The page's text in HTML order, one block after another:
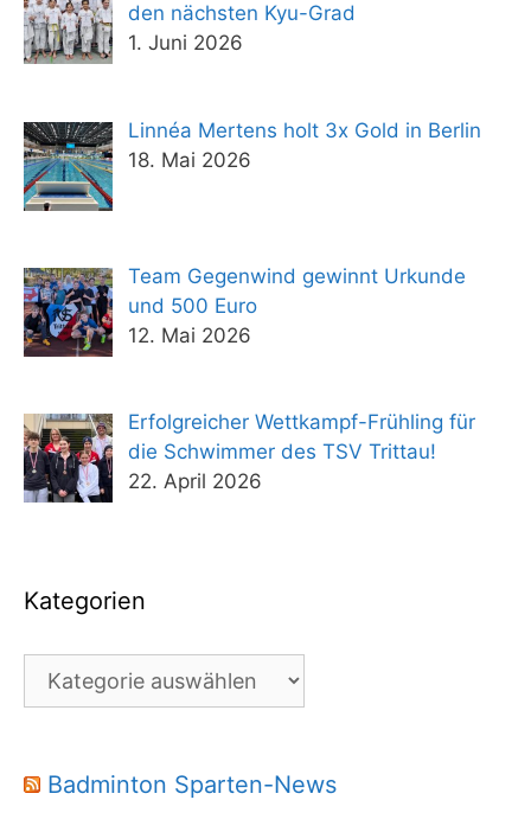
den nächsten Kyu-Grad
1. Juni 2026
Linnéa Mertens holt 3x Gold in Berlin
18. Mai 2026
Team Gegenwind gewinnt Urkunde
und 500 Euro
12. Mai 2026
Erfolgreicher Wettkampf-Frühling für
die Schwimmer des TSV Trittau!
22. April 2026
Kategorien
Kategorien
Badminton Sparten-News